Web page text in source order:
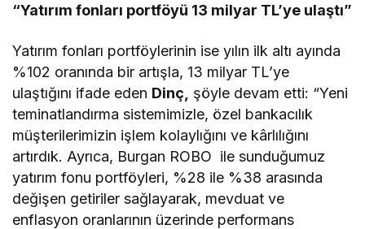
“Yatırım fonları portföyü 13 milyar TL’ye ulaştı”
Yatırım fonları portföylerinin ise yılın ilk altı ayında
%102 oranında bir artışla, 13 milyar TL’ye
ulaştığını ifade eden Dinç,
şöyle devam etti: “Yeni
teminatlandırma sistemimizle, özel bankacılık
müşterilerimizin işlem kolaylığını ve kârlılığını
artırdık. Ayrıca, Burgan ROBO ile sunduğumuz
yatırım fonu portföyleri, %28 ile %38 arasında
değişen getiriler sağlayarak, mevduat ve
enflasyon oranlarının üzerinde performans